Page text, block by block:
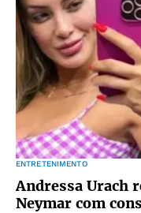
ENTRETENIMENTO
Andressa Urach
Neymar com